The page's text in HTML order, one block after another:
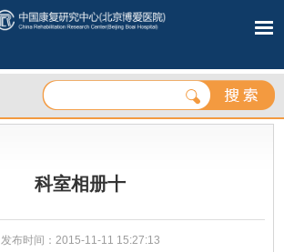
科室相册十
发布时间：2015-11-11 15:27:13